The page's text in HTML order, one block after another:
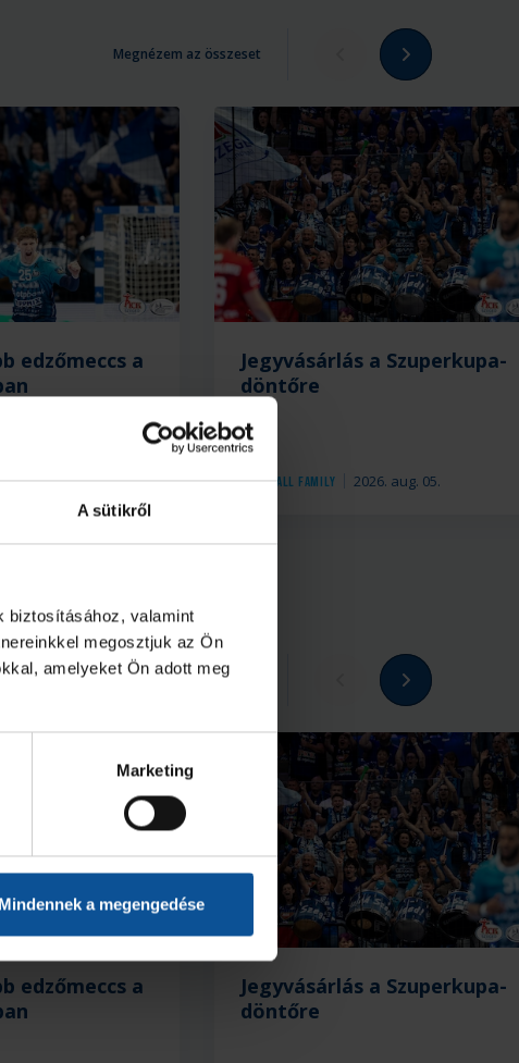
A sütikről
biztosításához, valamint
megosztjuk az Ön
amelyeket Ön adott meg
Marketing
Mindennek a megengedése
Megnézem az összeset
aug. 05.
edzőmeccs a
Handball Family 2026. aug. 05.
Jegyvásárlás a Szuperkupa-
döntőre
Megnézem az összeset
edzőmeccs a
Jegyvásárlás a Szuperkupa-
döntőre